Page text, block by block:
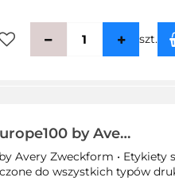
szt.
by Avery
148 mm, białe
Avery Zweckform • Etykiety
do wszystkich typów